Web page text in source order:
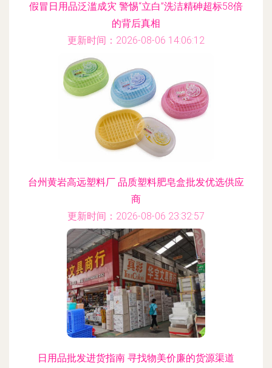
假冒日用品泛滥成灾 警惕“立白”洗洁精砷超标58倍
的背后真相
更新时间：2026-08-06 14:06:12
台州黄岩高远塑料厂 品质塑料肥皂盒批发优选供应
商
更新时间：2026-08-06 23:32:57
日用品批发进货指南 寻找物美价廉的货源渠道